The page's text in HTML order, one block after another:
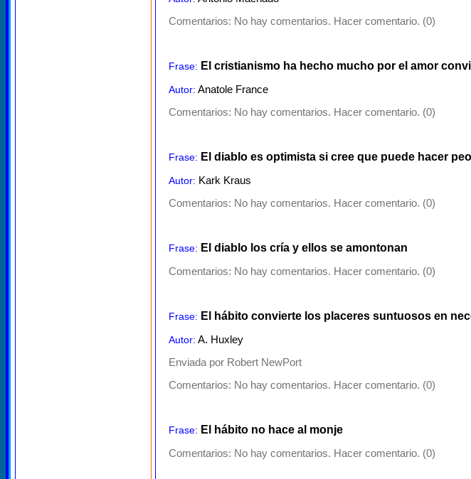
Comentarios: No hay comentarios. Hacer comentario. (0)
Frase: El cristianismo ha hecho mucho por el amor
Autor: Anatole France
Comentarios: No hay comentarios. Hacer comentario. (0)
Frase: El diablo es optimista si cree que puede hacer
Autor: Kark Kraus
Comentarios: No hay comentarios. Hacer comentario. (0)
Frase: El diablo los cría y ellos se amontonan
Comentarios: No hay comentarios. Hacer comentario. (0)
Frase: El hábito convierte los placeres suntuosos en
Autor: A. Huxley
Enviada por Robert NewPort
Comentarios: No hay comentarios. Hacer comentario. (0)
Frase: El hábito no hace al monje
Comentarios: No hay comentarios. Hacer comentario. (0)